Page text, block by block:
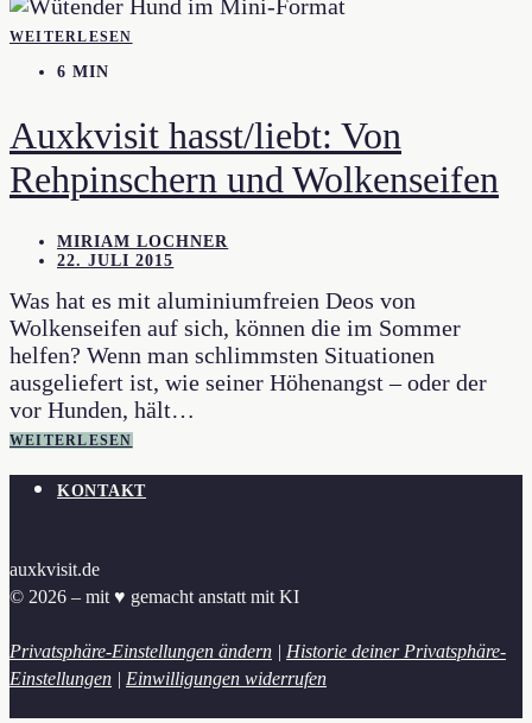
WEITERLESEN
6 MIN
Auxkvisit hasst/liebt: Von
Rehpinschern und Wolkenseifen
MIRIAM LOCHNER
22. JULI 2015
Was hat es mit aluminiumfreien Deos von
Wolkenseifen auf sich, können die im Sommer
helfen? Wenn man schlimmsten Situationen
ausgeliefert ist, wie seiner Höhenangst – oder der
vor Hunden, hält…
WEITERLESEN
KONTAKT
auxkvisit.de
© 2026 – mit ♥︎ gemacht anstatt mit KI
Privatsphäre-Einstellungen ändern | Historie deiner Privatsphäre-
Einstellungen | Einwilligungen widerrufen